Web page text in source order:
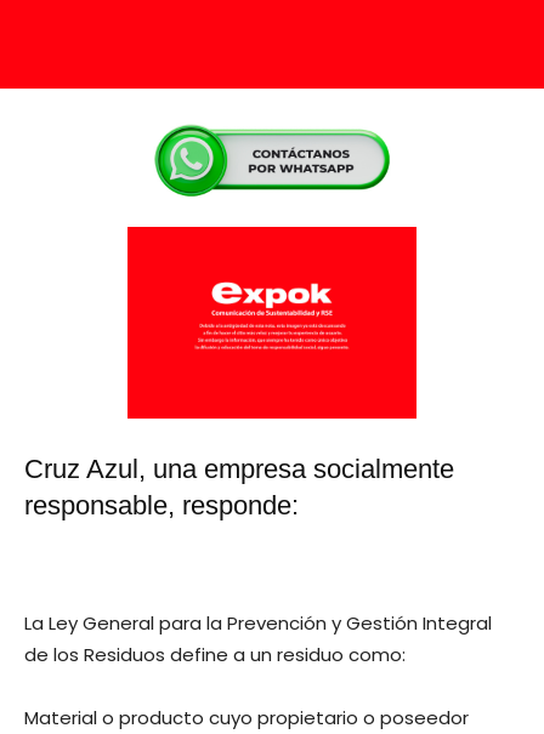
Cruz Azul, una empresa socialmente
responsable, responde:
La Ley General para la Prevención y Gestión Integral
de los Residuos define a un residuo como:
Material o producto cuyo propietario o poseedor